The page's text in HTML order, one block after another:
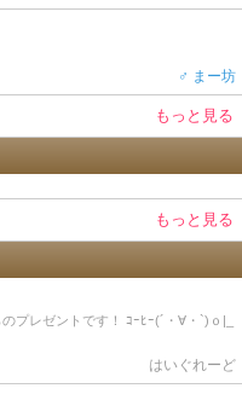
♂ まー坊
もっと見る
もっと見る
プレゼントです！ ｺｰﾋｰ(´・∀・`)ｏ|_
はいぐれーど